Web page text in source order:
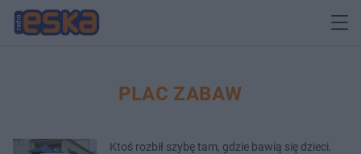
PLAC ZABAW
Ktoś rozbił szybę tam, gdzie bawią się dzieci.